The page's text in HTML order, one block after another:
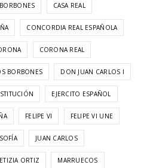
BORBONES CASA REAL
CONCORDIA REAL ESPAÑOLA
CORONA REAL
BORBONES DON JUAN CARLOS I
EJERCITO ESPAÑOL
FELIPE VI FELIPE VI UNE
JUAN CARLOS
ORTIZ MARRUECOS